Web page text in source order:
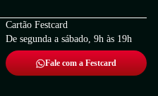
Cartão Festcard
De segunda a sábado, 9h às 19h
Fale com a Festcard